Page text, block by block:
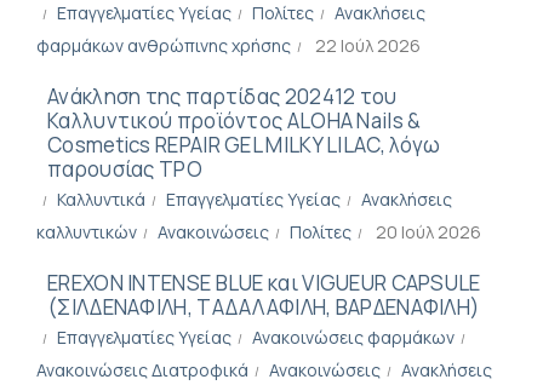
Επαγγελματίες Υγείας Πολίτες
Ανακλήσεις
φαρμάκων ανθρώπινης χρήσης
22 Ιούλ 2026
Ανάκληση της παρτίδας 202412 του
Καλλυντικού προϊόντος ALOHA Nails &
Cosmetics REPAIR GEL MILKY LILAC, λόγω
παρουσίας TPO
Καλλυντικά Επαγγελματίες Υγείας
Ανακλήσεις
καλλυντικών
Ανακοινώσεις Πολίτες 20 Ιούλ 2026
EREXON INTENSE BLUE και VIGUEUR CAPSULE
(ΣΙΛΔΕΝΑΦΙΛΗ, ΤΑΔΑΛΑΦΙΛΗ, BΑΡΔΕΝΑΦΙΛΗ)
Επαγγελματίες Υγείας
Ανακοινώσεις φαρμάκων
Ανακοινώσεις Διατροφικά
Ανακοινώσεις
Ανακλήσεις